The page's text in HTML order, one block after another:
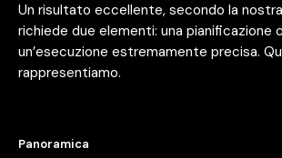
Un risultato eccellente, secondo la
richiede due elementi: una pianificazione
un’esecuzione estremamente precisa.
rappresentiamo.
Panoramica